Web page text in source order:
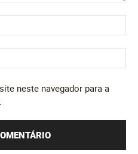
neste navegador para a